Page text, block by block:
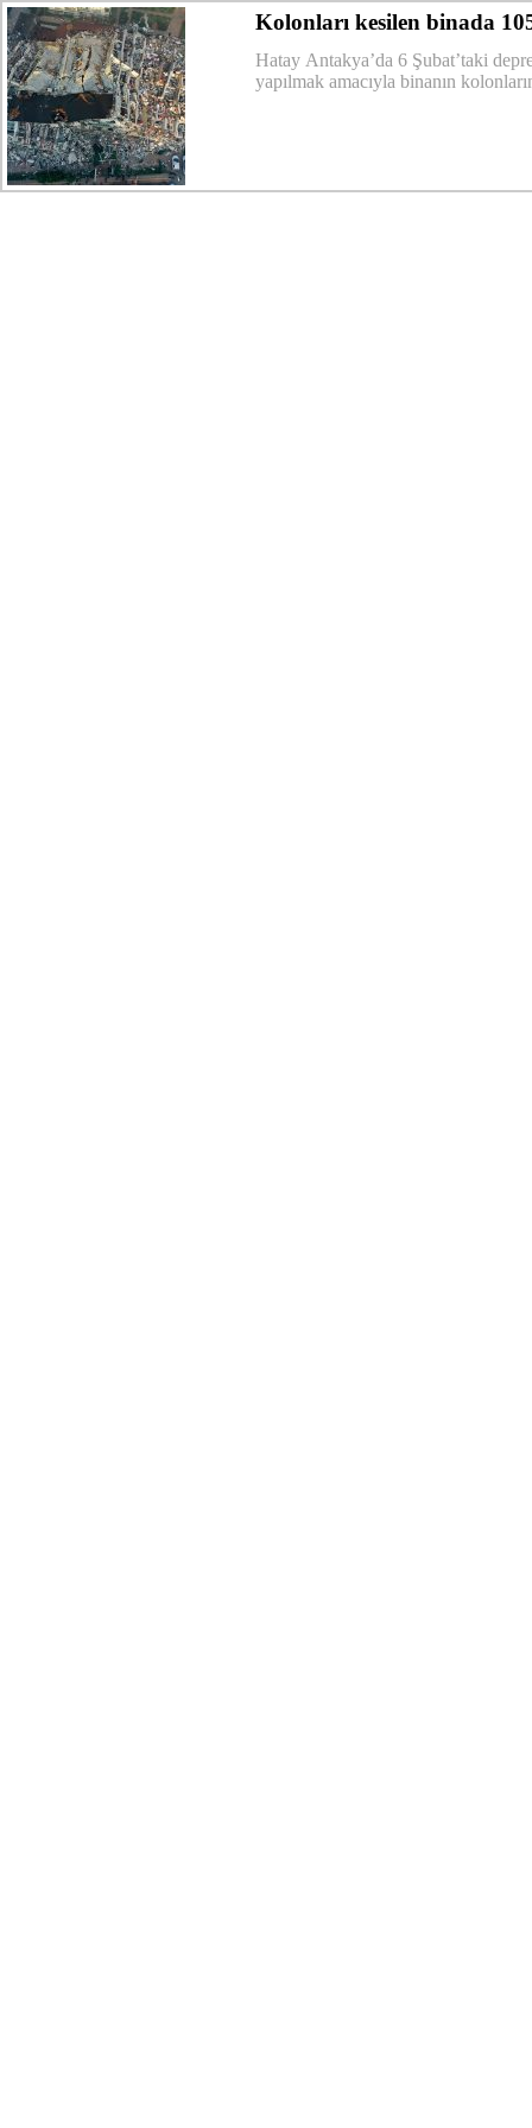
Kolonları kesilen binada
Hatay Antakya’da 6 Şubat’taki
yapılmak amacıyla binanın